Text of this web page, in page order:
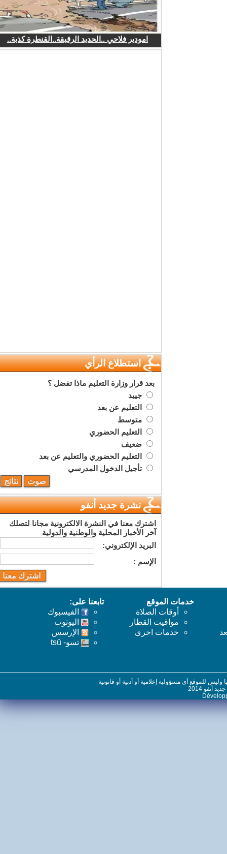
امودير فلاحي ..الحديد الرقيقة..القنطرة كذبة..
استطلاع الرأي
بعد قرار وزارة التعليم ماذا تفضل ؟
جييد
التعليم عن بعد
متوسط
التعليم الحضوري
ضعيف
التعليم الحضوري والتعليم عن بعد
تأجيل الدخول المدرسي
نشرة جديد أنفو
اشترك معنا في النشرة الالكترونية مجانا لتصلك
آخر الأخبار المحلية والوطنية والدولية
البريد اﻹلكتروني:
اﻹسم :
خدمات الموقع
أوقات الصلاة
مواقيت القطار
خدمات اخرى
تابعنا على:
الفيسبوك
اليوتوب
اﻹرسس
تسو- tsū
للموقع أي مسؤولية إعلامية أو أدبية أو قانونية
2014